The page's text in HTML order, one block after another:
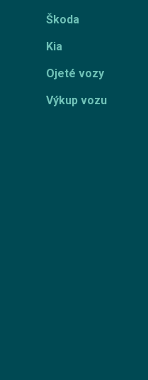
Škoda
Kia
Ojeté vozy
Výkup vozu